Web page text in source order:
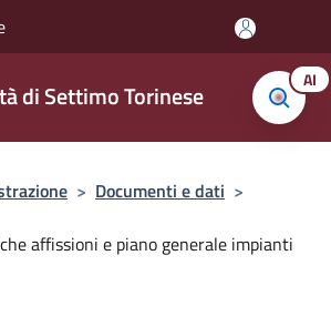
di Settimo Torinese AI
> Documenti e dati >
affissioni e piano generale impianti